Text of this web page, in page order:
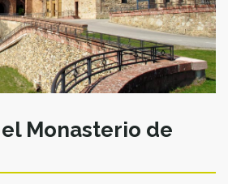
Monasterio de